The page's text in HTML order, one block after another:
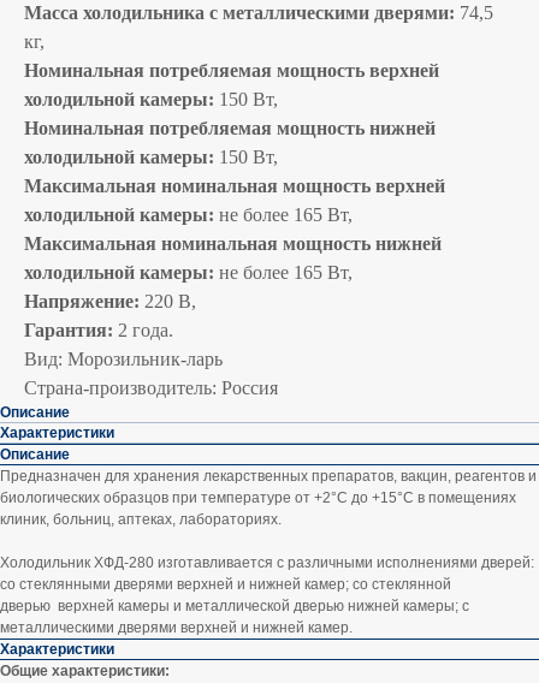
Масса холодильника с металлическими дверями: 74,5
кг,
Номинальная потребляемая мощность верхней
холодильной камеры: 150 Вт,
Номинальная потребляемая мощность нижней
холодильной камеры: 150 Вт,
Максимальная номинальная мощность верхней
холодильной камеры: не более 165 Вт,
Максимальная номинальная мощность нижней
холодильной камеры: не более 165 Вт,
Напряжение: 220 В,
Гарантия: 2 года.
Вид: Морозильник-ларь
Страна-производитель: Россия
Описание
Характеристики
Описание
Предназначен для хранения лекарственных препаратов, вакцин, реагентов и
биологических образцов при температуре от +2°C до +15°C в помещениях
клиник, больниц, аптеках, лабораториях.
Холодильник ХФД-280 изготавливается с различными исполнениями дверей:
со стеклянными дверями верхней и нижней камер; со стеклянной
дверью верхней камеры и металлической дверью нижней камеры; с
металлическими дверями верхней и нижней камер.
Характеристики
Общие характеристики: